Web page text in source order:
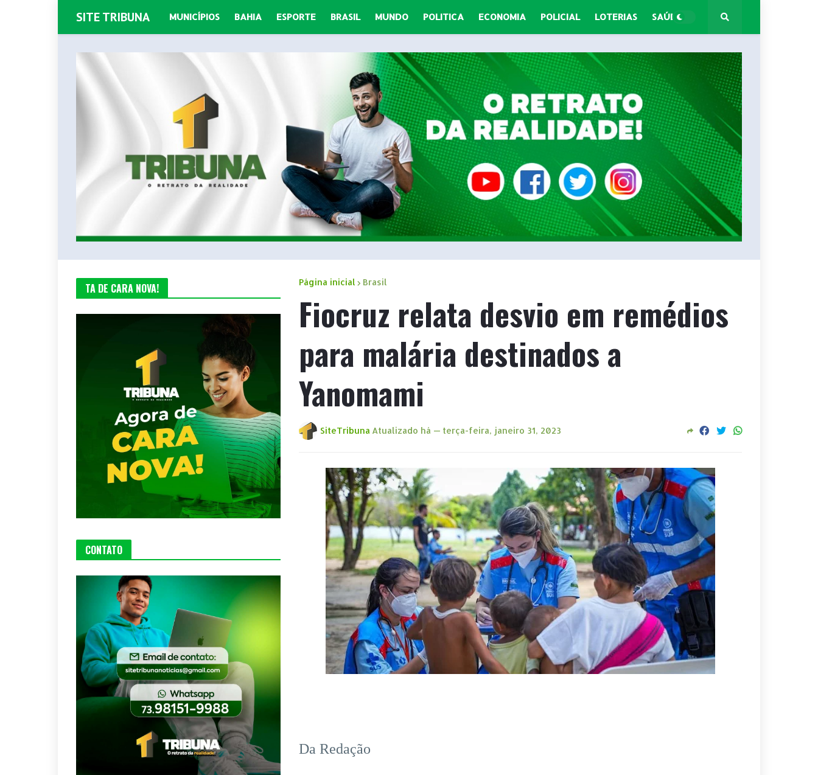
SITE TRIBUNA MUNICÍPIOS BAHIA ESPORTE BRASIL MUNDO POLITICA ECONOMIA POLICIAL LOTERIAS SAÚDE
Página inicial Brasil
Fiocruz relata desvio em remédios
para malária destinados a
Yanomami
SiteTribuna Atualizado há — terça-feira, janeiro 31, 2023
Da Redação
TA DE CARA NOVA!
CONTATO